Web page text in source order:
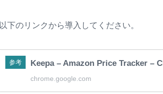
以下のリンクから導入してください。
参考 Keepa – Amazon Price Tracker –
chrome.google.com